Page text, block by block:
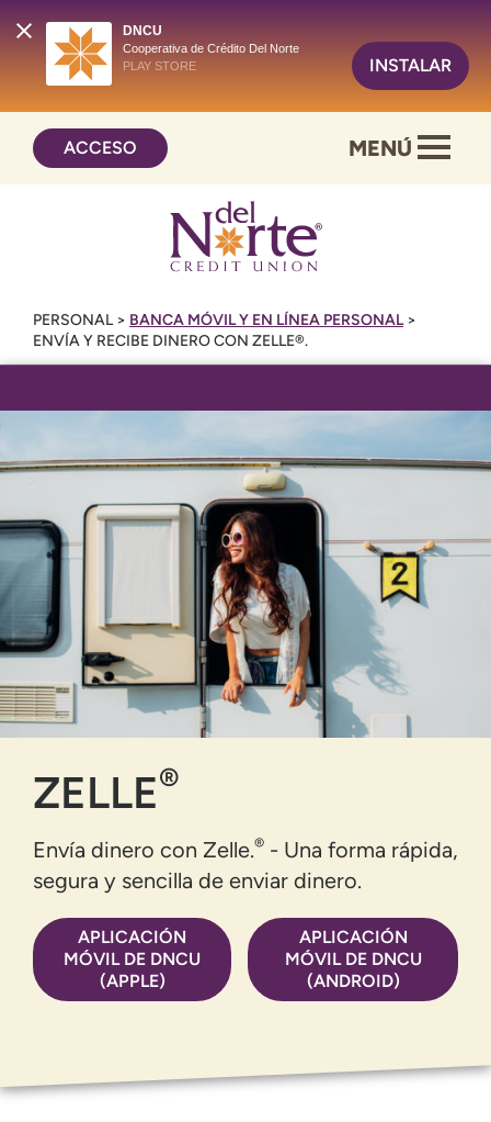
DNCU
Cooperativa de Crédito Del Norte
PLAY STORE
INSTALAR
Saltar
contenido
inicio
línea
ACCESO MENÚ
PERSONAL> BANCA MÓVIL Y EN LÍNEA PERSONAL>
ENVÍA Y RECIBE DINERO CON ZELLE®.
ZELLE®
Envía dinero con Zelle.® - Una forma rápida,
segura y sencilla de enviar dinero.
APLICACIÓN
MÓVIL DE DNCU
(APPLE)
APLICACIÓN
MÓVIL DE DNCU
(ANDROID)